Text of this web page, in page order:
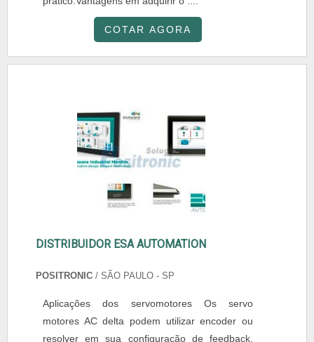
COTAR AGORA
DISTRIBUIDOR ESA AUTOMATION
POSITRONIC / SÃO PAULO - SP
Aplicações dos servomotores Os servo
motores AC delta podem utilizar encoder ou
resolver em sua configuração de feedback,